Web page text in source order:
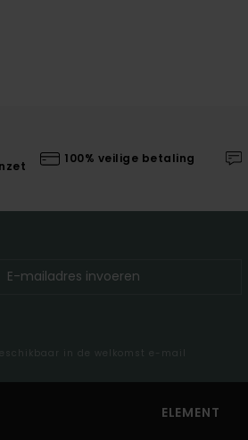
100% veilige betaling
in de welkomst e-mail
ELEMENT